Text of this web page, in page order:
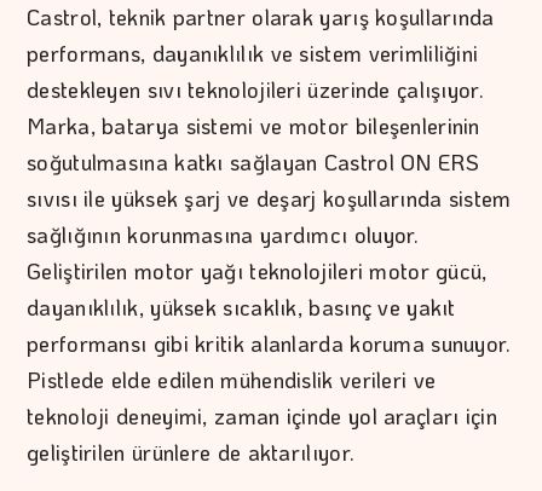
Castrol, teknik partner olarak yarış koşullarında
performans, dayanıklılık ve sistem verimliliğini
destekleyen sıvı teknolojileri üzerinde çalışıyor.
Marka, batarya sistemi ve motor bileşenlerinin
soğutulmasına katkı sağlayan Castrol ON ERS
sıvısı ile yüksek şarj ve deşarj koşullarında sistem
sağlığının korunmasına yardımcı oluyor.
Geliştirilen motor yağı teknolojileri motor gücü,
dayanıklılık, yüksek sıcaklık, basınç ve yakıt
performansı gibi kritik alanlarda koruma sunuyor.
Pistlede elde edilen mühendislik verileri ve
teknoloji deneyimi, zaman içinde yol araçları için
geliştirilen ürünlere de aktarılıyor.